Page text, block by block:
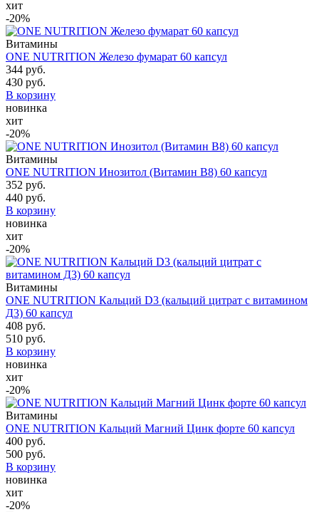
хит
-20%
Витамины
ONE NUTRITION Железо фумарат 60 капсул
344 руб.
430 руб.
В корзину
новинка
хит
-20%
Витамины
ONE NUTRITION Инозитол (Витамин B8) 60 капсул
352 руб.
440 руб.
В корзину
новинка
хит
-20%
Витамины
ONE NUTRITION Кальций D3 (кальций цитрат с витамином
Д3) 60 капсул
408 руб.
510 руб.
В корзину
новинка
хит
-20%
Витамины
ONE NUTRITION Кальций Магний Цинк форте 60 капсул
400 руб.
500 руб.
В корзину
новинка
хит
-20%